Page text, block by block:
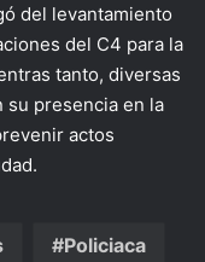
del levantamiento
del C4 para la
tanto, diversas
presencia en la
actos
Policiaca